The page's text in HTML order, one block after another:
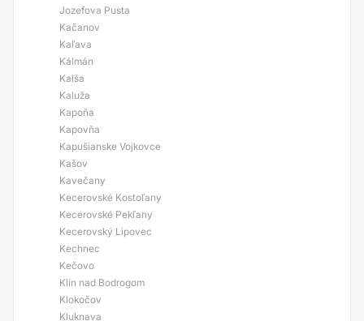
Jozefova Pusta
Kačanov
Kaľava
Kálmán
Kalša
Kaluža
Kapoňa
Kapovňa
Kapušianske Vojkovce
Kašov
Kavečany
Kecerovské Kostoľany
Kecerovské Pekľany
Kecerovský Lipovec
Kechnec
Kečovo
Klín nad Bodrogom
Klokočov
Kluknava